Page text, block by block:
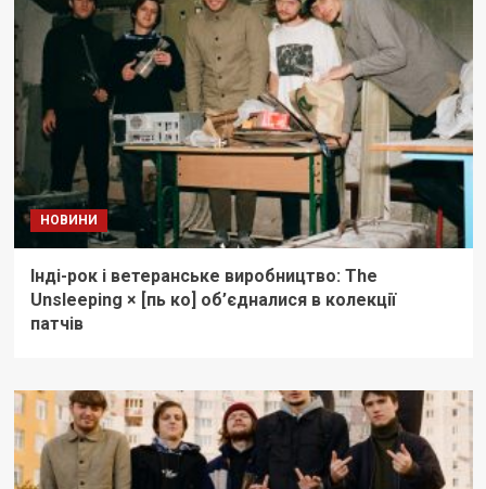
НОВИНИ
Інді-рок і ветеранське виробництво: The
Unsleeping × [пь ко] об’єдналися в колекції
патчів